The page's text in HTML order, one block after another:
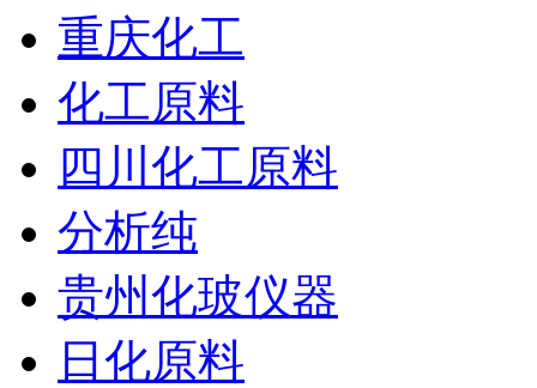
重庆化工
化工原料
四川化工原料
分析纯
贵州化玻仪器
日化原料